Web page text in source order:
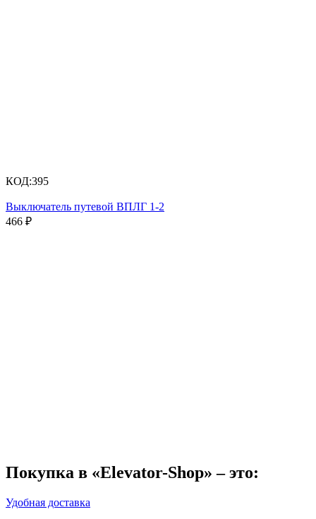
КОД:395
Выключатель путевой ВПЛГ 1-2
466 ₽
Покупка в «Elevator-Shop» – это:
Удобная доставка